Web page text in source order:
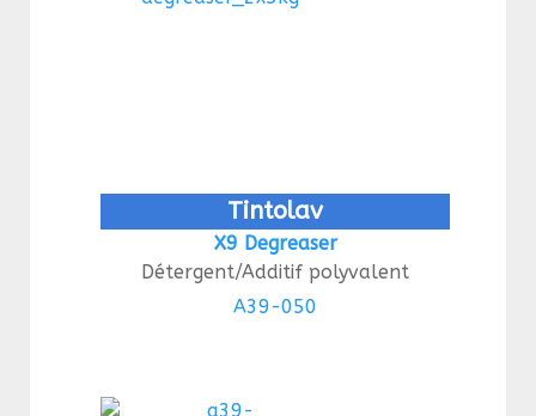
Tintolav
X9 Degreaser
Détergent/Additif polyvalent
A39-050